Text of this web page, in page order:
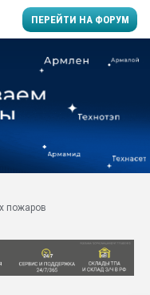
ПЕРЕЙТИ НА ФОРУМ
производство SPC
заводу пластмасс"
Подмосковье, Москва
28.07.2026
пожаров